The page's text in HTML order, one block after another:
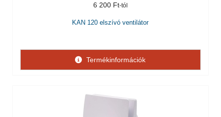
6 200 Ft
KAN 120 elszívó ventilátor
Termékinformációk